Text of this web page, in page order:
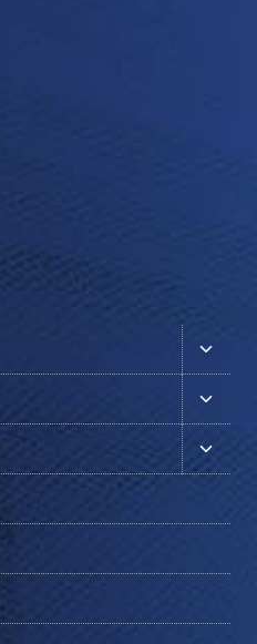
子
メ
ニ
ュ
ー
切
替
子
メ
ニ
ュ
切
替
子
メ
ュ
切